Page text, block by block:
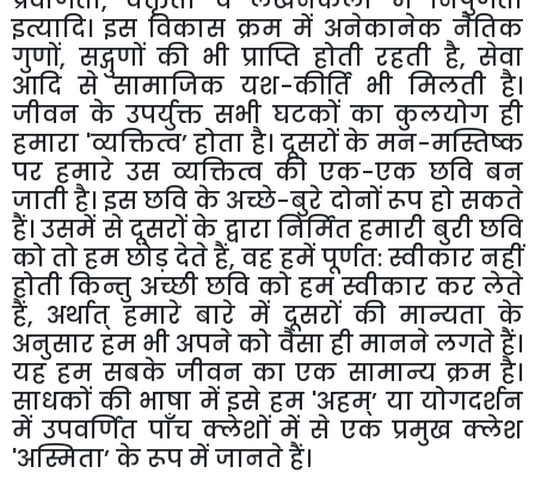
इत्यादि। इस विकास क्रम में अनेकानेक नैतिक
गुणों, सद्गुणों की भी प्राप्ति होती रहती है, सेवा
आदि से सामाजिक यश-कीर्ति भी मिलती है।
जीवन के उपर्युक्त सभी घटकों का कुलयोग ही
हमारा 'व्यक्तित्व’होता है। दूसरों के मन-मस्तिष्क
पर हमारे उस व्यक्तित्व की एक-एक छवि बन
जाती है। इस छवि के अच्छे-बुरे दोनों रूप हो सकते
हैं। उसमें से दूसरों के द्वारा निर्मित हमारी बुरी छवि
को तो हम छोड़ देते हैं, वह हमें पूर्णत: स्वीकार नहीं
होती किन्तु अच्छी छवि को हम स्वीकार कर लेते
हैं, अर्थात् हमारे बारे में दूसरों की मान्यता के
अनुसार हम भी अपने को वैसा ही मानने लगते हैं।
यह हम सबके जीवन का एक सामान्य क्रम है।
साधकों की भाषा में इसे हम 'अहम्’ या योगदर्शन
में उपवर्णित पाँच क्लेशों में से एक प्रमुख क्लेश
'अस्मिता’के रूप में जानते हैं।